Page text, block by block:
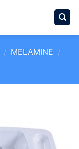
/ MELAMINE /